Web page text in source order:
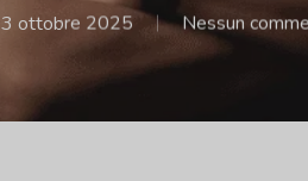
3 ottobre 2025 Nessun